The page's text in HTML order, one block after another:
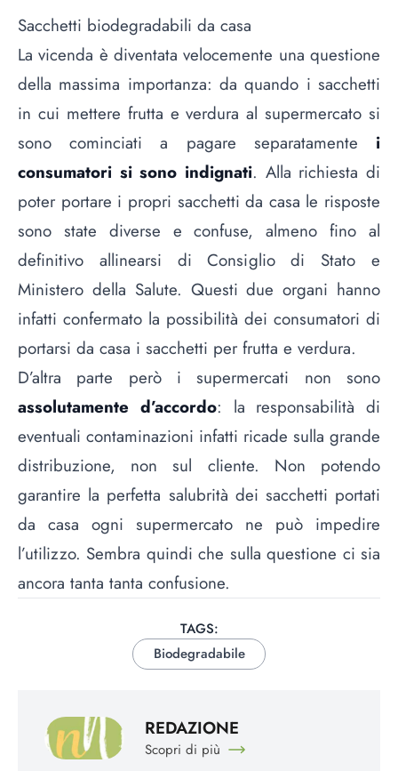
Sacchetti biodegradabili da casa
La vicenda è diventata velocemente una questione
della massima importanza: da quando i sacchetti
in cui mettere frutta e verdura al supermercato si
sono cominciati a pagare separatamente i
consumatori si sono indignati. Alla richiesta di
poter portare i propri sacchetti da casa le risposte
sono state diverse e confuse, almeno fino al
definitivo allinearsi di Consiglio di Stato e
Ministero della Salute. Questi due organi hanno
infatti confermato la possibilità dei consumatori di
portarsi da casa i sacchetti per frutta e verdura.
D’altra parte però i supermercati non sono
assolutamente d’accordo: la responsabilità di
eventuali contaminazioni infatti ricade sulla grande
distribuzione, non sul cliente. Non potendo
garantire la perfetta salubrità dei sacchetti portati
da casa ogni supermercato ne può impedire
l’utilizzo. Sembra quindi che sulla questione ci sia
ancora tanta tanta confusione.
TAGS:
Biodegradabile
REDAZIONE
Scopri di più